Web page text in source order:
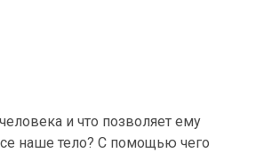
и что позволяет ему
наше тело? С помощью чего